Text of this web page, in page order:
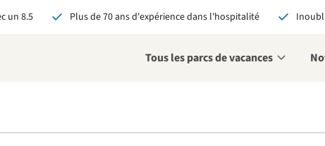
un 8.5 Plus de 70 ans d'expérience dans l'hospitalité
Tous les parcs de vacances